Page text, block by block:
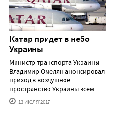
Катар придет в небо
Украины
Министр транспорта Украины
Владимир Омелян анонсировал
приход в воздушное
пространство Украины всем......
13 ИЮЛЯ'2017